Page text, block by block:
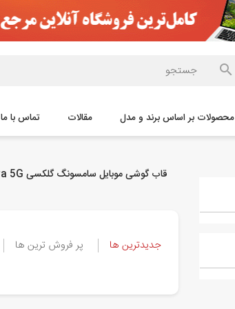
محصولات بر اساس برند و مدل مقالات تماس با ما
قاب گوشی موبایل سامسونگ گلکسی S22 Ultra 5G
جدیدترین ها پر فروش ترین ها